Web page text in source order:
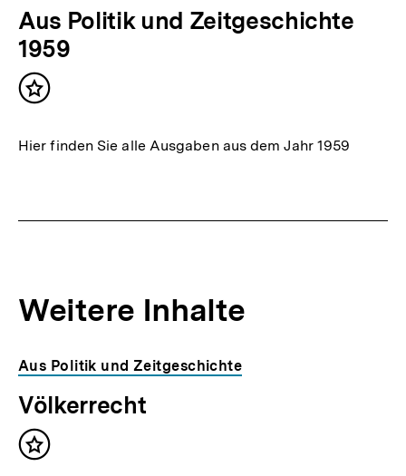
Aus Politik und Zeitgeschichte
1959
Inhalt
Hier finden Sie alle Ausgaben aus dem Jahr 1959
Weitere Inhalte
Inhaltskarousell
für
weitere
Inhalte
Inhaltskarussell
überspringen
Aus Politik und Zeitgeschichte
Völkerrecht
Inhalt